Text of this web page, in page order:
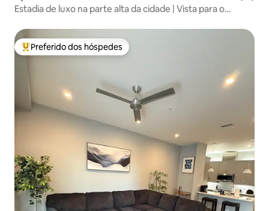
Estadia de luxo na parte alta da cidade | Vista para o
Entre os melhores preferidos dos hóspedes
Preferido dos hóspedes